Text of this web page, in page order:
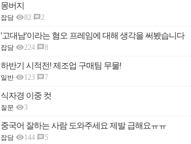
몽버지
잡담 82 2
'고대남'이라는 혐오 프레임에 대해 생각을 써봤습니다
잡담 224 8
하반기 시적전! 제조업 구매팀 무물!
일반 123 7
식자경 이중 컷
질문 3
중국어 잘하는 사람 도와주세요 제발 급해요ㅠㅠ
잡담 144 5